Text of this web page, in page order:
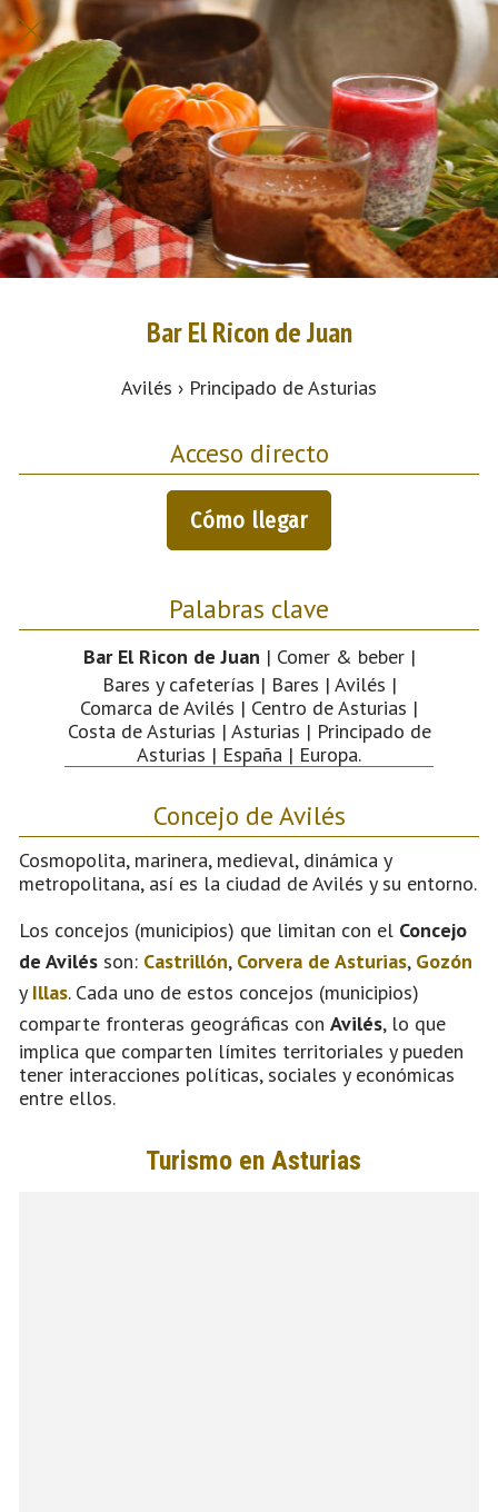
Bar El Ricon de Juan
Avilés › Principado de Asturias
Acceso directo
Cómo llegar
Palabras clave
Bar El Ricon de Juan | Comer & beber |
Bares y cafeterías | Bares | Avilés |
Comarca de Avilés | Centro de Asturias |
Costa de Asturias | Asturias | Principado de
Asturias | España | Europa.
Concejo de Avilés
Cosmopolita, marinera, medieval, dinámica y
metropolitana, así es la ciudad de Avilés y su entorno.
Los concejos (municipios) que limitan con el Concejo
de Avilés son: Castrillón, Corvera de Asturias, Gozón
y Illas. Cada uno de estos concejos (municipios)
comparte fronteras geográficas con Avilés, lo que
implica que comparten límites territoriales y pueden
tener interacciones políticas, sociales y económicas
entre ellos.